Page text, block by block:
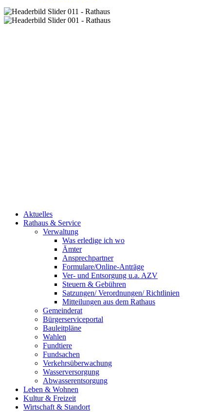
Aktuelles
Rathaus & Service
Verwaltung
Was erledige ich wo
Ämter
Ansprechpartner
Formulare/Online-Anträge
Ver- und Entsorgung u.a. AZV
Steuern & Gebühren
Satzungen/ Verordnungen/ Richtlinien
Mitteilungen aus dem Rathaus
Gemeinderat
Bürgerserviceportal
Bauleitpläne
Wahlen
Fundtiere
Fundsachen
Verkehrsüberwachung
Wasserversorgung
Abwasserentsorgung
Leben & Wohnen
Kultur & Freizeit
Wirtschaft & Standort